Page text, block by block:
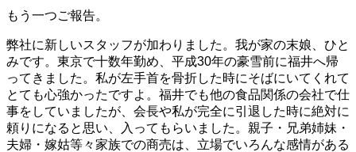
もう一つご報告。
弊社に新しいスタッフが加わりました。我が家の末娘、ひと
みです。東京で十数年勤め、平成30年の豪雪前に福井へ帰
ってきました。私が左手首を骨折した時にそばにいてくれて
とても心強かったですよ。福井でも他の食品関係の会社で仕
事をしていましたが、会長や私が完全に引退した時に絶対に
頼りになると思い、入ってもらいました。親子・兄弟姉妹・
夫婦・嫁姑等々家族での商売は、立場でいろんな感情がある